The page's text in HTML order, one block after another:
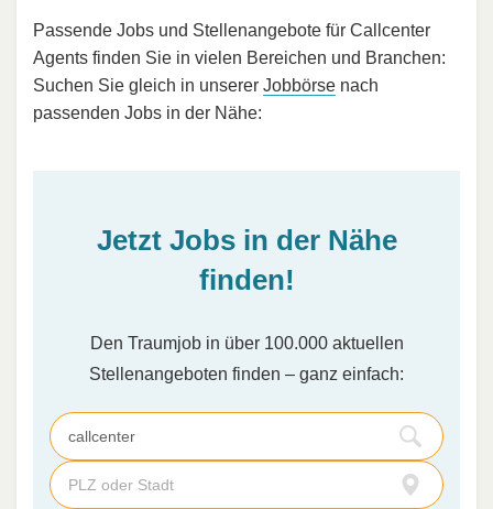
Passende Jobs und Stellenangebote für Callcenter
Agents finden Sie in vielen Bereichen und Branchen:
Suchen Sie gleich in unserer Jobbörse nach
passenden Jobs in der Nähe:
Jetzt Jobs in der Nähe
finden!
Den Traumjob in über 100.000 aktuellen
Stellenangeboten finden – ganz einfach: